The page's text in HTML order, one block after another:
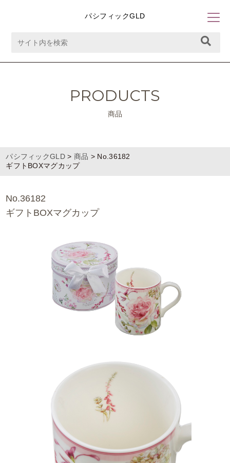
パシフィックGLD
PRODUCTS
商品
パシフィックGLD> 商品 > No.36182
ギフトBOXマグカップ
No.36182
ギフトBOXマグカップ